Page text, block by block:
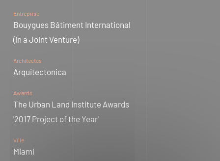
Entreprise
Bouygues Bâtiment International
(in a Joint Venture)
Architectes
Arquitectonica
Awards
The Urban Land Institute Awards
'2017 Project of the Year'
Ville
Miami